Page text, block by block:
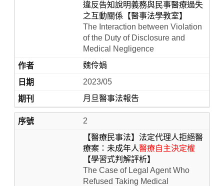
Home
違反告知說明義務與民事醫療過失
之互動關係【醫事法學教室】
The Interaction between Violation
of the Duty of Disclosure and
Medical Negligence
魏伶娟
2023/05
月旦醫事法報告
2
【醫療民事法】法定代理人拒絕醫
療案：未成年人醫療自主決定權
【學習式判解評析】
The Case of Legal Agent Who
Refused Taking Medical